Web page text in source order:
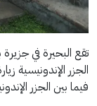
تقع البحيرة في
الجزر الإندونيسية
فيما بين الجزر